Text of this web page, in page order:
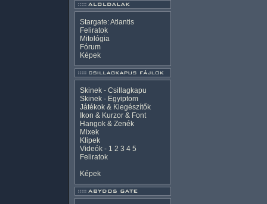
Stargate: Atlantis
Feliratok
Mitológia
Fórum
Képek
Skinek - Csillagkapu
Skinek - Egyiptom
Játékok & Kiegészítők
Ikon & Kurzor & Font
Hangok & Zenék
Mixek
Klipek
Videók- 1 2 3 4 5
Feliratok
Képek